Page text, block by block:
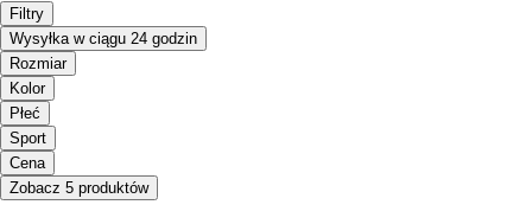
Filtry
Wysyłka w ciągu 24 godzin
Rozmiar
Kolor
Płeć
Sport
Cena
Zobacz 5 produktów